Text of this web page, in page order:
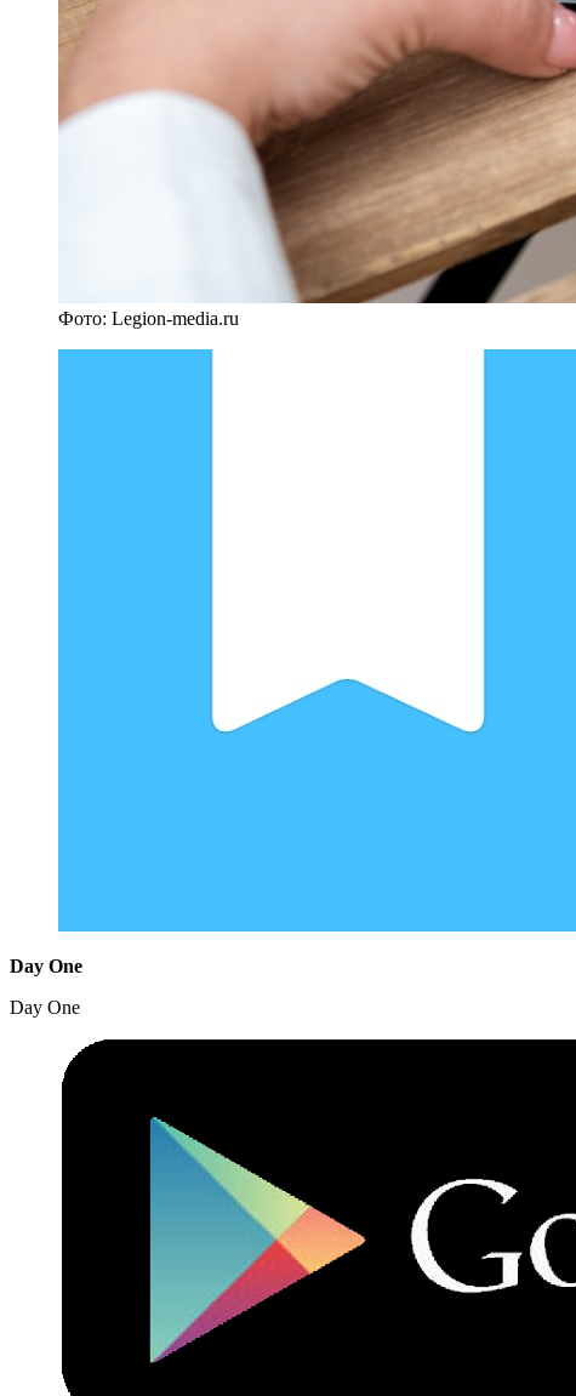
Фото: Legion-media.ru
Day One
Day One